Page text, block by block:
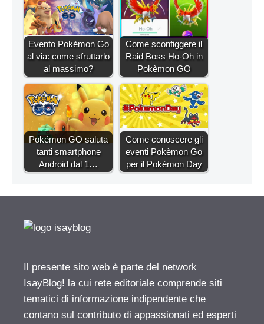
Evento Pokèmon Go
al via: come sfruttarlo
al massimo?
Come sconfiggere il
Raid Boss Ho-Oh in
Pokèmon GO
Pokémon GO saluta
tanti smartphone
Android dal 1…
Come conoscere gli
eventi Pokèmon Go
per il Pokèmon Day
Il presente sito web è parte del network
IsayBlog! la cui rete editoriale comprende siti
tematici di informazione indipendente che
contano sul contributo di appassionati ed esperti